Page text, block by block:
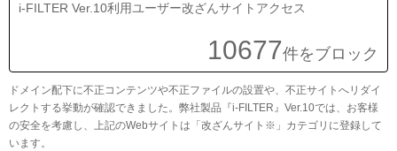
i-FILTER Ver.10利用ユーザー改ざんサイトアクセス
10677件をブロック
ドメイン配下に不正コンテンツや不正ファイルの設置や、不正サイトへリダイ
レクトする挙動が確認できました。弊社製品『i-FILTER』Ver.10では、お客様
の安全を考慮し、上記のWebサイトは「改ざんサイト※」カテゴリに登録して
います。